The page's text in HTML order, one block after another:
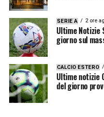
SERIE A 2 ore
Ultime Notizie
giorno sul
CALCIO ESTERO
Ultime notizie
del giorno